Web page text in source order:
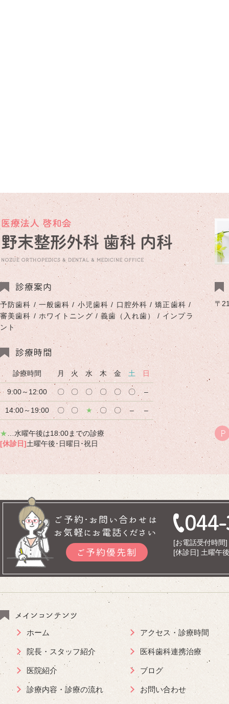
診療案内
予防歯科 / 一般歯科 / 小児歯科 / 口腔外科 / 矯正歯科 /
審美歯科 / ホワイトニング / 義歯（入れ歯） / インプラ
ント
診療時間
診療時間 月 火 水 木 金 土 日
9:00～12:00 〇 〇 〇 〇 〇 〇 –
14:00～19:00 〇 〇 ★ 〇 〇 – –
★ …水曜午後は18:00までの診療
[休診日]土曜午後･日曜日･祝日
〒
P
ご予約･お問い合わせは
お気軽にお電話ください
ご予約優先制
[お電話受付時間
[休診日] 土曜午
メインコンテンツ
ホーム
院長・スタッフ紹介
医院紹介
診療内容・診療の流れ
アクセス・診療時間
医科歯科連携治療
ブログ
お問い合わせ